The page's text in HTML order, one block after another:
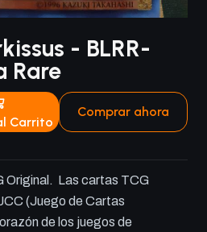
- BLRR-
Rare
Carrito
Comprar ahora
Original. Las cartas TCG
(Juego de Cartas
de los juegos de